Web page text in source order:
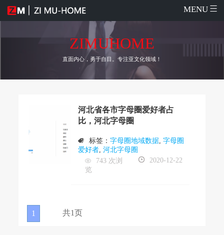
MENU
ZIMUHOME
直面内心，勇于自目。专注亚文化领域！
河北省各市字母圈爱好者占
比，河北字母圈
标签： 字母圈地域数据, 字母圈
爱好者, 河北字母圈
743 次浏
览
2020-12-22
1 共1页